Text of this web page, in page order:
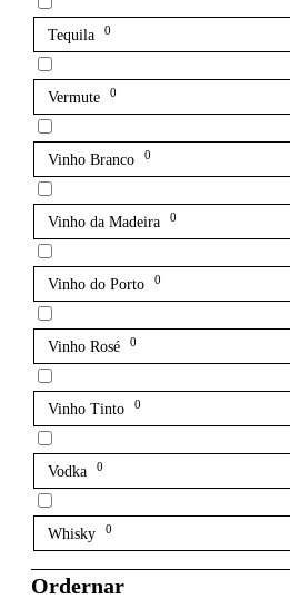
Tequila 0
Vermute 0
Vinho Branco 0
Vinho da Madeira 0
Vinho do Porto 0
Vinho Rosé 0
Vinho Tinto 0
Vodka 0
Whisky 0
Ordernar